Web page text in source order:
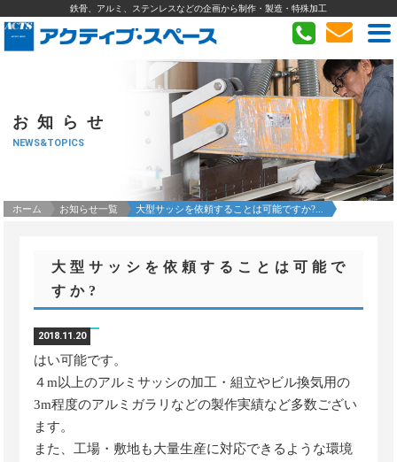
鉄骨、アルミ、ステンレスなどの企画から制作・製造・特殊加工
お知らせ
NEWS&TOPICS
ホーム お知らせ一覧 大型サッシを依頼することは可能ですか?...
大型サッシを依頼することは可能で
すか?
2018.11.20
はい可能です。
４m以上のアルミサッシの加工・組立やビル換気用の
3m程度のアルミガラリなどの製作実績など多数ござい
ます。
また、工場・敷地も大量生産に対応できるような環境